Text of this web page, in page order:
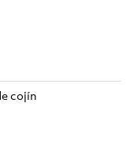
cojín